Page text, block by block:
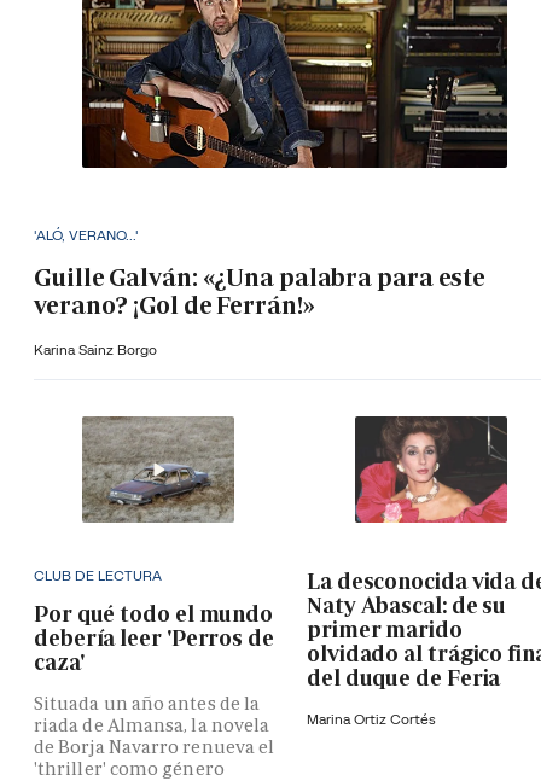
'ALÓ, VERANO...'
Guille Galván: «¿Una palabra para este
verano? ¡Gol de Ferrán!»
Karina Sainz Borgo
CLUB DE LECTURA
Por qué todo el mundo
debería leer 'Perros de
caza'
Situada un año antes de la
riada de Almansa, la novela
de Borja Navarro renueva el
'thriller' como género
La desconocida vida
Naty Abascal: de su
primer marido
olvidado al trágico
del duque de Feria
Marina Ortiz Cortés